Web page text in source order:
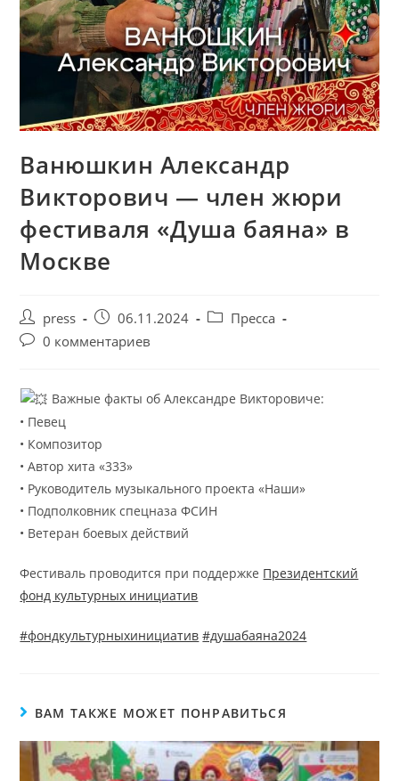
Ванюшкин Александр
Викторович — член жюри
фестиваля «Душа баяна» в
Москве
press 06.11.2024
Пресса
0 комментариев
Важные факты об Александре Викторовиче:
• Певец
• Композитор
• Автор хита «333»
• Руководитель музыкального проекта «Наши»
• Подполковник спецназа ФСИН
• Ветеран боевых действий
Фестиваль проводится при поддержке Президентский
фонд культурных инициатив
#фондкультурныхинициатив #душабаяна2024
ВАМ ТАКЖЕ МОЖЕТ ПОНРАВИТЬСЯ